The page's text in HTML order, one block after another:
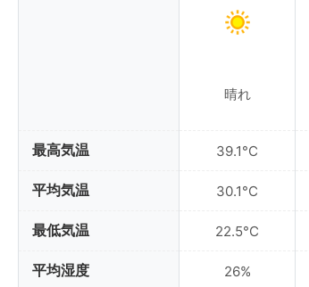
最高気温
平均気温
最低気温
平均湿度
晴れ
39.1°C
30.1°C
22.5°C
26%